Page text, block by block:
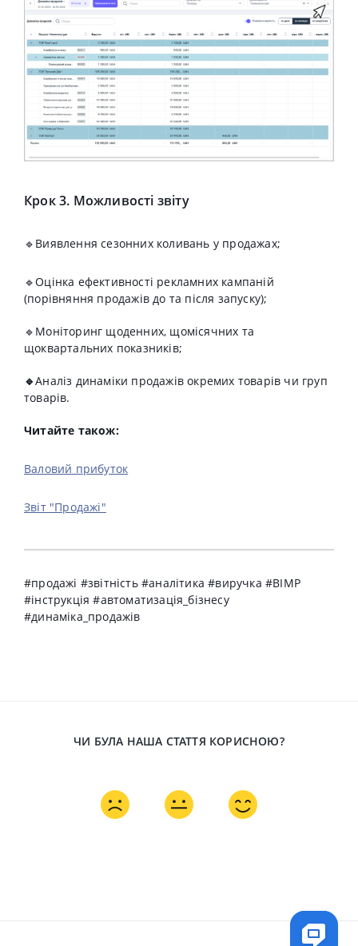
Крок 3. Можливості звіту
🔹 Виявленнясезонних коливань у продажах;
🔹Оцінка ефективності рекламних кампаній
(порівняння продажів до та після запуску);
🔹Моніторинг щоденних, щомісячних та
щоквартальних показників;
🔹Аналіз динаміки продажів окремих товарів чи груп
товарів.
Читайте також:
Валовий прибуток
Звіт "Продажі"
#продажі #звітність #аналітика #виручка #BIMP
#інструкція #автоматизація_бізнесу
#динаміка_продажів
ЧИ БУЛА НАША СТАТТЯ КОРИСНОЮ?